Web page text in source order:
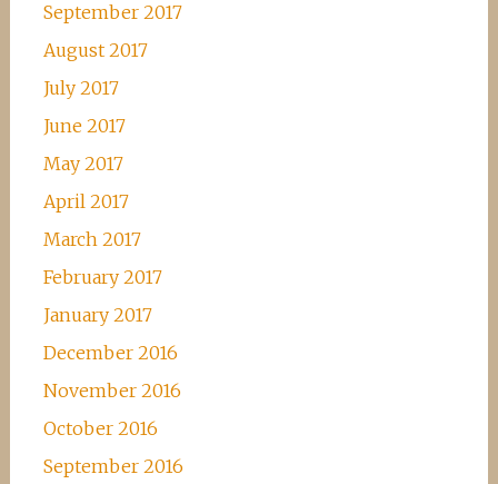
September 2017
August 2017
July 2017
June 2017
May 2017
April 2017
March 2017
February 2017
January 2017
December 2016
November 2016
October 2016
September 2016